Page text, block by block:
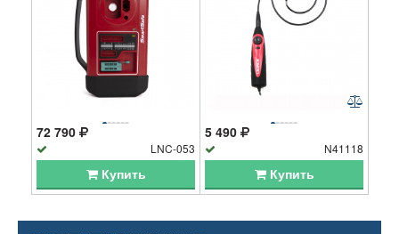
72 790
LNC-053
Купить
5 490
N41118
Купить